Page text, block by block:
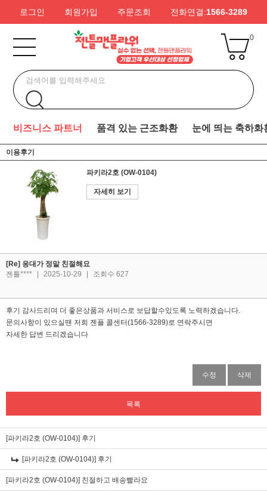
로그인 회원가입 주문조회 전화연결:1566-3289
0
비즈니스 파트너 품격 있는 근조화환 눈에 띄는 축하화
이용후기
파키라2호 (OW-0104)
자세히 보기
[Re] 응대가 정말 친절해요
젠틀****
2025-10-29 조회수 627
후기 감사드리며 더 좋은상품과 서비스로 보답할수있도록 노력하겠습니다.
문의사항이 있으실땐 저희 젠플 콜센터(1566-3289)로 연락주시면
자세한 답변 드리겠습니다
수정 삭제
목록
[파키라2호 (OW-0104)] 후기
[파키라2호 (OW-0104)] 후기
[파키라2호 (OW-0104)] 친절하고 배송빨라요